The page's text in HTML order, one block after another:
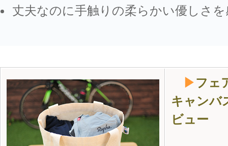
丈夫なのに手触りの柔らかい優しさ
▶フェ
キャンバ
ビュー